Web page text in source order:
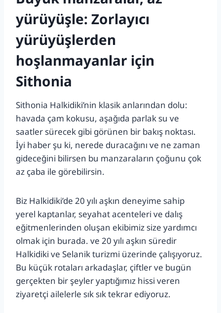
yürüyüşle: Zorlayıcı
yürüyüşlerden
hoşlanmayanlar için
Sithonia
Sithonia Halkidiki’nin klasik anlarından dolu:
havada çam kokusu, aşağıda parlak su ve
saatler sürecek gibi görünen bir bakış noktası.
İyi haber şu ki, nerede duracağını ve ne zaman
gideceğini bilirsen bu manzaraların çoğunu çok
az çaba ile görebilirsin.
Biz Halkidiki’de 20 yılı aşkın deneyime sahip
yerel kaptanlar, seyahat acenteleri ve dalış
eğitmenlerinden oluşan ekibimiz size yardımcı
olmak için burada. ve 20 yılı aşkın süredir
Halkidiki ve Selanik turizmi üzerinde çalışıyoruz.
Bu küçük rotaları arkadaşlar, çiftler ve bugün
gerçekten bir şeyler yaptığımız hissi veren
ziyaretçi ailelerle sık sık tekrar ediyoruz.